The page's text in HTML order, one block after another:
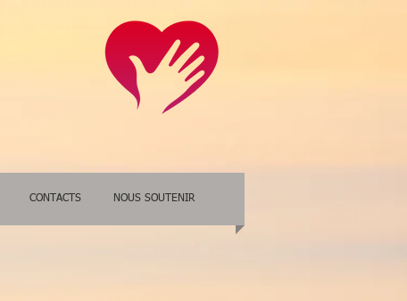
CONTACTS NOUS SOUTENIR